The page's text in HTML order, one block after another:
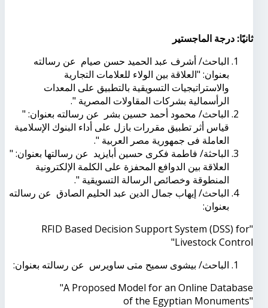
ثانيًا: درجة الماجستير
الباحث/ أشرف عبد الحميد حسن صيام عن رسالته
بعنوان: "العلاقة بين الولاء للعلامات التجارية
والاستراتيجيات التسويقية بالتطبيق على المعدات
الرأسمالية بشركات المقاولات المصرية ".
الباحث/ محمود أحمد حسين بشر عن رسالته بعنوان: "
قياس أثر تطبيق مقررات بازل على أداء البنوك الإسلامية
العاملة فى جمهورية مصر العربية ".
الباحثة/ فاطمة فكرى حسين أبايزيد عن رسالتها بعنوان: "
العلاقة بين الدوافع المحفزة على الكلمة الإلكترونية
المنطوقة وخصائص الرسالة التسويقية ".
الباحث/ إيهاب جمال الدين عبد الحليم الصادق عن رسالته
بعنوان:
"RFID Based Decision Support System (DSS) for
Livestock Control"
الباحث/ بيشوى سميح متى ساويرس عن رسالته بعنوان:
"A Proposed Model for an Online Database
of the Egyptian Monuments"